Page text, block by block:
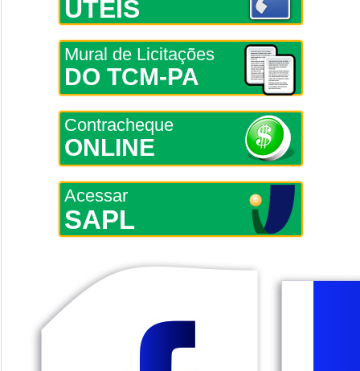
ÚTEIS
Mural de Licitações
DO TCM-PA
Contracheque
ONLINE
Acessar
SAPL